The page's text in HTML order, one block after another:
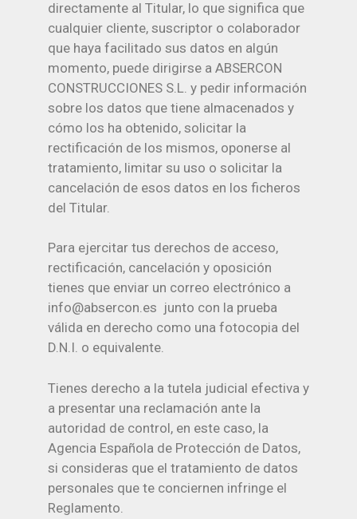
directamente al Titular, lo que significa que
cualquier cliente, suscriptor o colaborador
que haya facilitado sus datos en algún
momento, puede dirigirse a ABSERCON
CONSTRUCCIONES S.L. y pedir información
sobre los datos que tiene almacenados y
cómo los ha obtenido, solicitar la
rectificación de los mismos, oponerse al
tratamiento, limitar su uso o solicitar la
cancelación de esos datos en los ficheros
del Titular.
Para ejercitar tus derechos de acceso,
rectificación, cancelación y oposición
tienes que enviar un correo electrónico a
info@absercon.es junto con la prueba
válida en derecho como una fotocopia del
D.N.I. o equivalente.
Tienes derecho a la tutela judicial efectiva y
a presentar una reclamación ante la
autoridad de control, en este caso, la
Agencia Española de Protección de Datos,
si consideras que el tratamiento de datos
personales que te conciernen infringe el
Reglamento.